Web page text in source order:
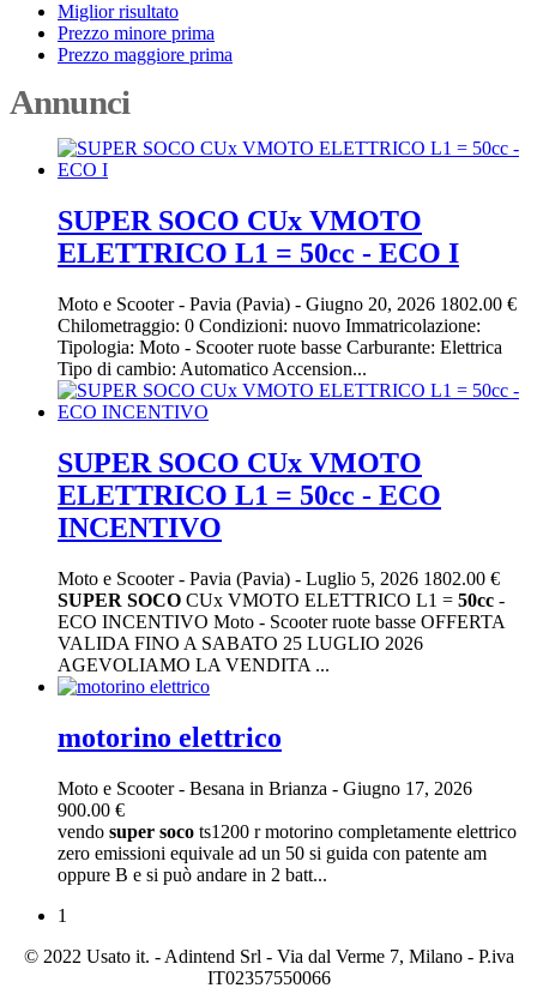
Miglior risultato
Prezzo minore prima
Prezzo maggiore prima
Annunci
SUPER SOCO CUx VMOTO
ELETTRICO L1 = 50cc - ECO I
Moto e Scooter- Pavia (Pavia) - Giugno 20, 2026 1802.00 €
Chilometraggio: 0 Condizioni: nuovo Immatricolazione:
Tipologia: Moto - Scooter ruote basse Carburante: Elettrica
Tipo di cambio: Automatico Accension...
SUPER SOCO CUx VMOTO
ELETTRICO L1 = 50cc - ECO
INCENTIVO
Moto e Scooter- Pavia (Pavia) - Luglio 5, 2026 1802.00 €
SUPER SOCO CUx VMOTO ELETTRICO L1 = 50cc -
ECO INCENTIVO Moto - Scooter ruote basse OFFERTA
VALIDA FINO A SABATO 25 LUGLIO 2026
AGEVOLIAMO LA VENDITA ...
motorino elettrico
Moto e Scooter- Besana in Brianza - Giugno 17, 2026
900.00 €
vendo super soco ts1200 r motorino completamente elettrico
zero emissioni equivale ad un 50 si guida con patente am
oppure B e si può andare in 2 batt...
1
© 2022 Usato it. - Adintend Srl - Via dal Verme 7, Milano - P.iva
IT02357550066